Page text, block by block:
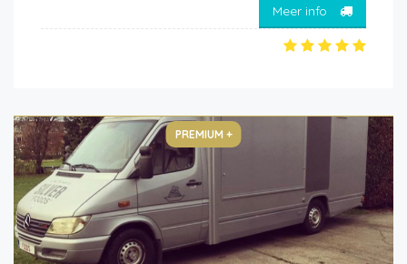
Meer info
PREMIUM +